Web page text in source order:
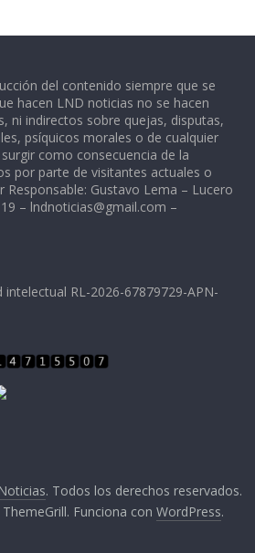
del contenido siempre que se
hacen LND noticias no se hacen
ni indirectos sobre quejas, disputas,
psíquicos morales o de cualquier
como consecuencia de la
por parte de visitantes actuales o
Gustavo Lema – Lucero
– lndnoticias@gmail.com –
intelectual RL-2026-67879729-APN-
. Todos los derechos reservados.
Funciona conWordPress.